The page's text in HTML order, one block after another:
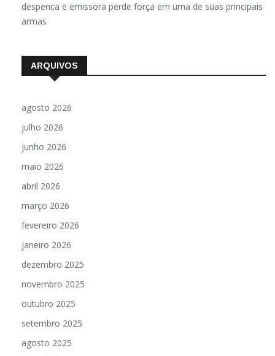
despenca e emissora perde força em uma de suas principais
armas
ARQUIVOS
agosto 2026
julho 2026
junho 2026
maio 2026
abril 2026
março 2026
fevereiro 2026
janeiro 2026
dezembro 2025
novembro 2025
outubro 2025
setembro 2025
agosto 2025